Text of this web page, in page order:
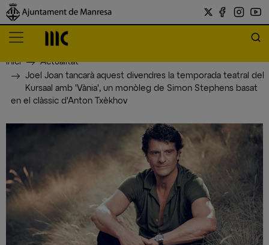
Inici
Actualitat
Joel Joan tancarà aquest divendres la temporada teatral del
Kursaal amb 'Vània', un monòleg de Simon Stephens basat
en el clàssic d'Anton Txèkhov